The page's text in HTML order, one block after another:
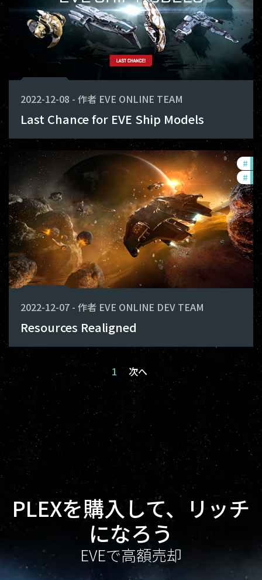
2022-12-08 - 作者 EVE ONLINE TEAM
Last Chance for EVE Ship Models
#
#
2022-12-07 - 作者 EVE ONLINE DEV TEAM
Resources Realigned
1 次へ
PLEXを購入して、リッチ
になろう
EVEで高額売却